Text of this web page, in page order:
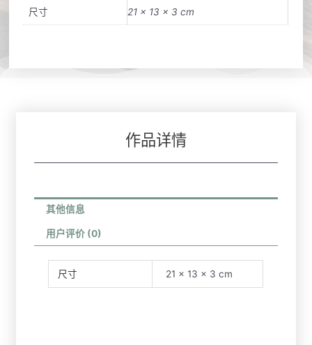
尺寸 21 × 13 × 3 cm
作品详情
其他信息
用户评价 (0)
尺寸 21 × 13 × 3 cm